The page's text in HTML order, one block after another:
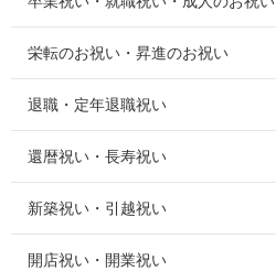
栄転のお祝い・昇進のお祝い
退職・定年退職祝い
還暦祝い・長寿祝い
新築祝い・引越祝い
開店祝い・開業祝い